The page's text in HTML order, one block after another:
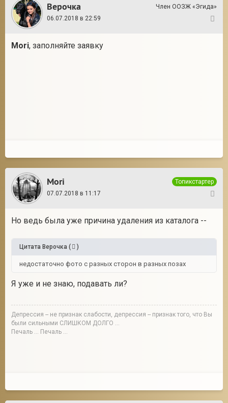
Верочка
Член ООЗЖ «Эгида»
06.07.2018 в 22:59
Mori, заполняйте заявку
Mori
Топикстартер
07.07.2018 в 11:17
Но ведь была уже причина удаления из каталога --
Цитата Верочка ( )
недостаточно фото с разных сторон в разных позах
Я уже и не знаю, подавать ли?
Депрессия -- не признак слабости, депрессия -- признак того, что Вы
были сильными СЛИШКОМ ДОЛГО ...
Печаль ... Печаль ...